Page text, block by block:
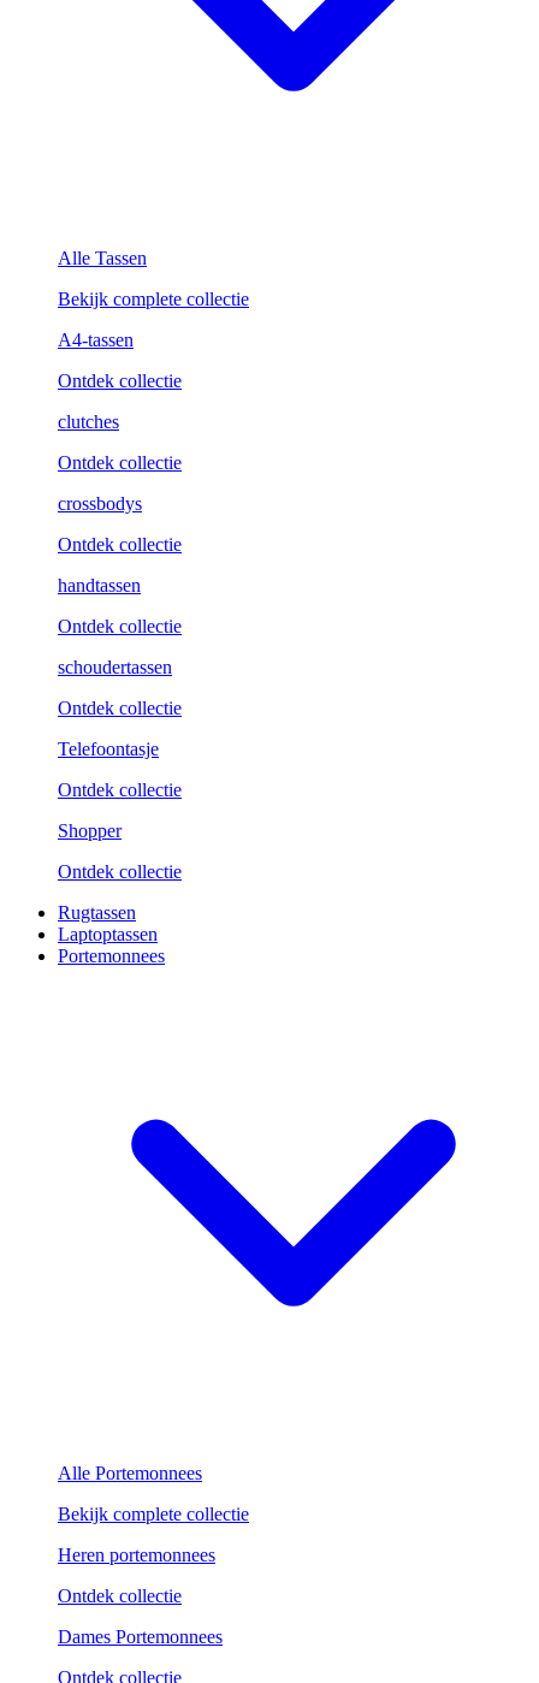
Alle Tassen
Bekijk complete collectie
A4-tassen
Ontdek collectie
clutches
Ontdek collectie
crossbodys
Ontdek collectie
handtassen
Ontdek collectie
schoudertassen
Ontdek collectie
Telefoontasje
Ontdek collectie
Shopper
Ontdek collectie
Rugtassen
Laptoptassen
Portemonnees
Alle Portemonnees
Bekijk complete collectie
Heren portemonnees
Ontdek collectie
Dames Portemonnees
Ontdek collectie